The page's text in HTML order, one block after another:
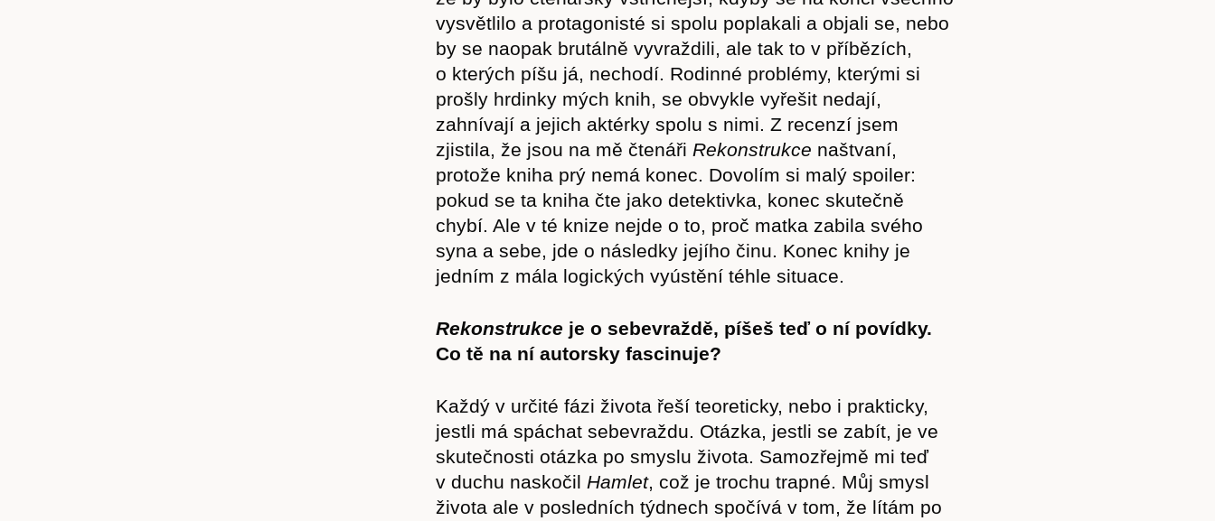
Časopis
Hostcast Akce
vysvětlilo a protagonisté si spolu poplakali a objali se, nebo
by se naopak brutálně vyvraždili, ale tak to v příbězích,
o kterých píšu já, nechodí. Rodinné problémy, kterými si
prošly hrdinky mých knih, se obvykle vyřešit nedají,
zahnívají a jejich aktérky spolu s nimi. Z recenzí jsem
zjistila, že jsou na mě čtenáři Rekonstrukce naštvaní,
protože kniha prý nemá konec. Dovolím si malý spoiler:
pokud se ta kniha čte jako detektivka, konec skutečně
chybí. Ale v té knize nejde o to, proč matka zabila svého
syna a sebe, jde o následky jejího činu. Konec knihy je
jedním z mála logických vyústění téhle situace.
Rekonstrukce je o sebevraždě, píšeš teď o ní povídky.
Co tě na ní autorsky fascinuje?
Každý v určité fázi života řeší teoreticky, nebo i prakticky,
jestli má spáchat sebevraždu. Otázka, jestli se zabít, je ve
skutečnosti otázka po smyslu života. Samozřejmě mi teď
v duchu naskočil Hamlet, což je trochu trapné. Můj smysl
života ale v posledních týdnech spočívá v tom, že lítám po